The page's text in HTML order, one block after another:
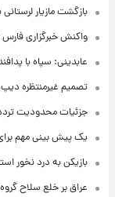
بازگشت مازیار
واکنش خبرگزاری
عابدینی: سپاه با
تصمیم غیرمنتظره
جزئیات محدودیت تردد
یک پیش ‌بینی مهم برای
بازیکن به درد نخور
عراق بر خلع سلاح